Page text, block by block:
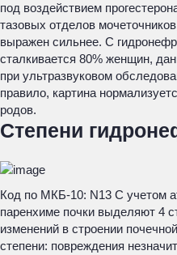
под воздействием
тазовых отделов
выражен сильнее. С
сталкивается 80% женщин,
при ультразвуковом
правило, картина
родов.
Степени
Код по МКБ-10: N13 С учетом
паренхиме почки выделяют 4
изменений в строении
степени: повреждения